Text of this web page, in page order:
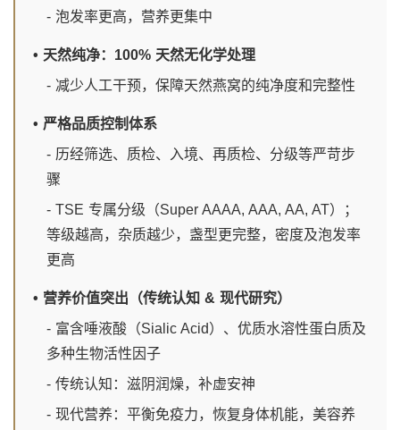
- 泡发率更高，营养更集中
• 天然纯净：100% 天然无化学处理
- 减少人工干预，保障天然燕窝的纯净度和完整性
• 严格品质控制体系
- 历经筛选、质检、入境、再质检、分级等严苛步
骤
- TSE 专属分级（Super AAAA, AAA, AA, AT）；
等级越高，杂质越少，盏型更完整，密度及泡发率
更高
• 营养价值突出（传统认知 & 现代研究）
- 富含唾液酸（Sialic Acid）、优质水溶性蛋白质及
多种生物活性因子
- 传统认知：滋阴润燥，补虚安神
- 现代营养：平衡免疫力，恢复身体机能，美容养